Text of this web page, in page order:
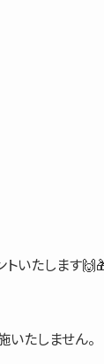
いたします
たしません。